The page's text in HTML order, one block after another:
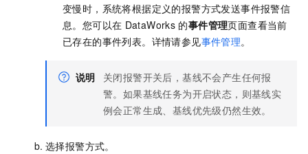
变慢时，系统将根据定义的报警方式发送事件报警信
息。您可以在 DataWorks 的事件管理页面查看当前
已存在的事件列表。详情请参见事件管理。
说明
关闭报警开关后，基线不会产生任何报
警。如果基线任务为开启状态，则基线实
例会正常生成、基线优先级仍然生效。
选择报警方式。